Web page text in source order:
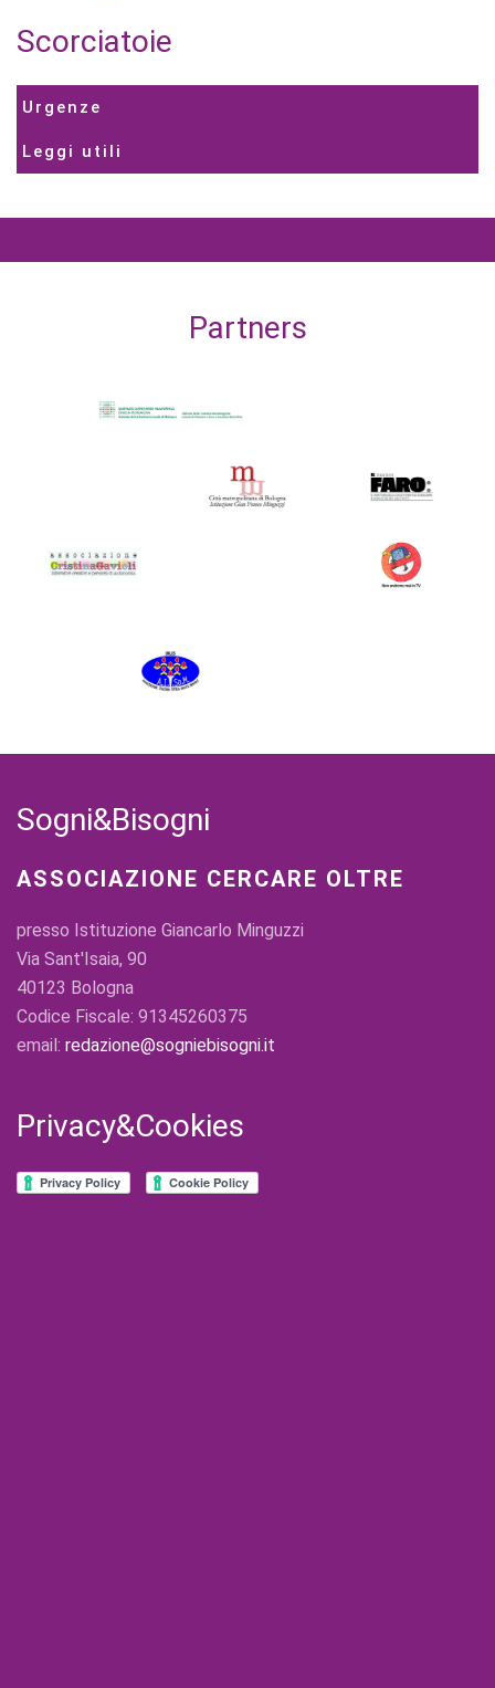
Scorciatoie
Urgenze
Leggi utili
Partners
Sogni&Bisogni
ASSOCIAZIONE CERCARE OLTRE
presso Istituzione Giancarlo Minguzzi
Via Sant'Isaia, 90
40123 Bologna
Codice Fiscale: 91345260375
email: redazione@sogniebisogni.it
Privacy&Cookies